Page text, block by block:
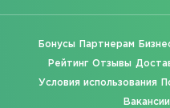
Бонусы Партнерам
Рейтинг Отзывы
Условия использования
Вакансии